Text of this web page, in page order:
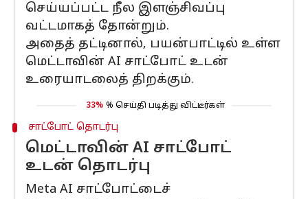
செய்யப்பட்ட நீல இளஞ்சிவப்பு
வட்டமாகத் தோன்றும்.
அதைத் தட்டினால், பயன்பாட்டில் உள்ள
மெட்டாவின் AI சாட்போட் உடன்
உரையாடலைத் திறக்கும்.
33% % செய்தி படித்து விட்டீர்கள்
சாட்போட் தொடர்பு
மெட்டாவின் AI சாட்போட்
உடன் தொடர்பு
Meta AI சாட்போட்டைச்